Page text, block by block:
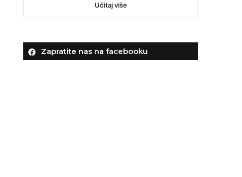
Učitaj više
Zapratite nas na facebooku